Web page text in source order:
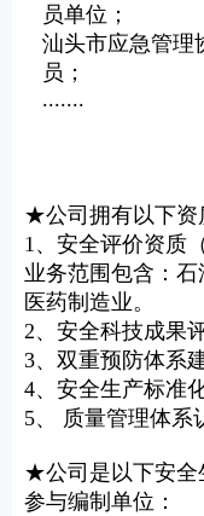
员单位；
汕头市应急管理
员；
.......
★公司拥有以下资
1、安全评价资质
业务范围包含：
医药制造业。
2、安全科技成果
3、双重预防体系
4、安全生产标准
5、 质量管理体系
★公司是以下安全
参与编制单位：